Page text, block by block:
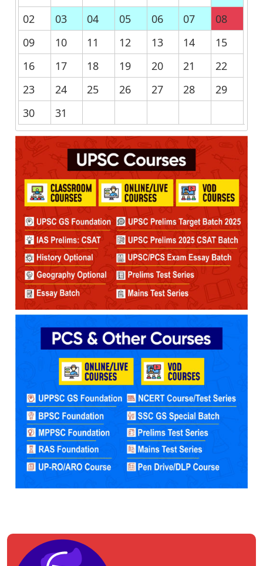
02
03 04 05 06 07
08
09
10 11 12 13 14
15
16
17 18 19 20 21
22
23
24 25 26 27 28
29
30
31